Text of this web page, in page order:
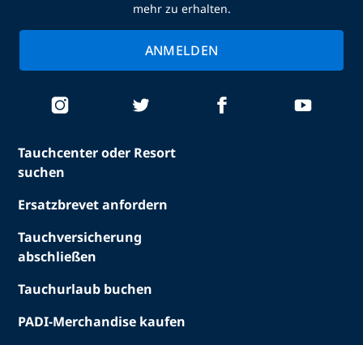
Tauchcenter oder Resort
suchen
Ersatzbrevet anfordern
Tauchversicherung
abschließen
Tauchurlaub buchen
PADI-Merchandise kaufen
mehr zu erhalten.
ANMELDEN